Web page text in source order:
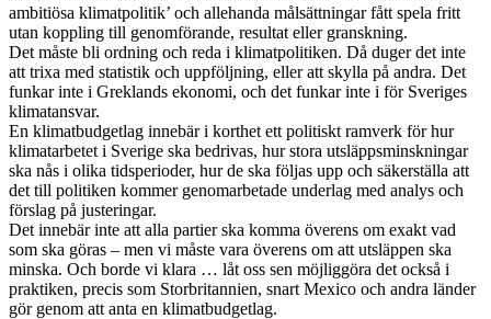
ambitiösa klimatpolitik’ och allehanda målsättningar fått spela fritt
utan koppling till genomförande, resultat eller granskning.
Det måste bli ordning och reda i klimatpolitiken. Då duger det inte
att trixa med statistik och uppföljning, eller att skylla på andra. Det
funkar inte i Greklands ekonomi, och det funkar inte i för Sveriges
klimatansvar.
En klimatbudgetlag innebär i korthet ett politiskt ramverk för hur
klimatarbetet i Sverige ska bedrivas, hur stora utsläppsminskningar
ska nås i olika tidsperioder, hur de ska följas upp och säkerställa att
det till politiken kommer genomarbetade underlag med analys och
förslag på justeringar.
Det innebär inte att alla partier ska komma överens om exakt vad
som ska göras – men vi måste vara överens om att utsläppen ska
minska. Och borde vi klara … låt oss sen möjliggöra det också i
praktiken, precis som Storbritannien, snart Mexico och andra länder
gör genom att anta en klimatbudgetlag.